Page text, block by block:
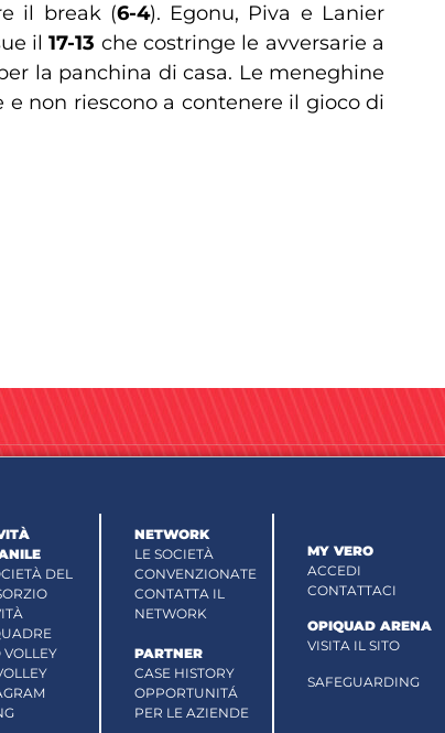
il break (6-4). Egonu, Piva e Lanier
il17-13 che costringe le avversarie a
la panchina di casa. Le meneghine
non riescono a contenere il gioco di
DEL
VOLLEY
NETWORK
LE SOCIETÀ
CONVENZIONATE
CONTATTA IL
NETWORK
PARTNER
CASE HISTORY
OPPORTUNITÁ
PER LE AZIENDE
MY VERO
ACCEDI
CONTATTACI
OPIQUAD ARENA
VISITA IL SITO
SAFEGUARDING